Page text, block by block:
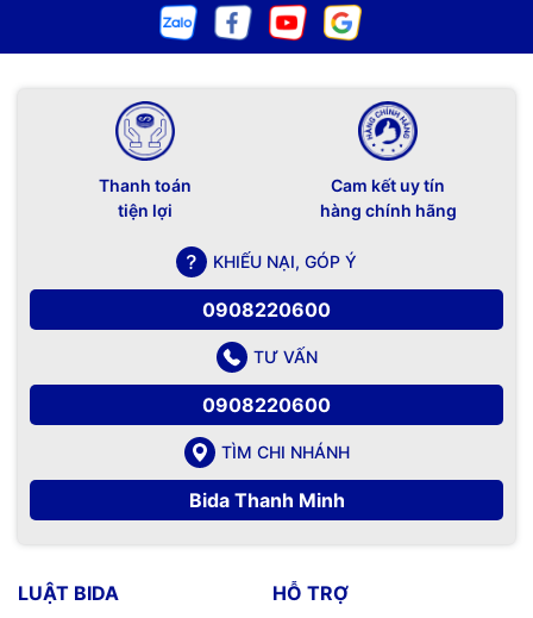
Thanh toán
tiện lợi
Cam kết uy tín
hàng chính hãng
KHIẾU NẠI, GÓP Ý
0908220600
TƯ VẤN
0908220600
TÌM CHI NHÁNH
Bida Thanh Minh
LUẬT BIDA HỖ TRỢ